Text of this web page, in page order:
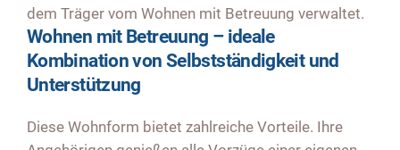
dem Träger vom Wohnen mit Betreuung verwaltet.
Wohnen mit Betreuung – ideale
Kombination von Selbstständigkeit und
Unterstützung
Diese Wohnform bietet zahlreiche Vorteile. Ihre